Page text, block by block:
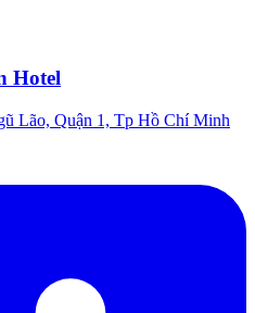
Hotel
Lão, Quận 1, Tp Hồ Chí Minh